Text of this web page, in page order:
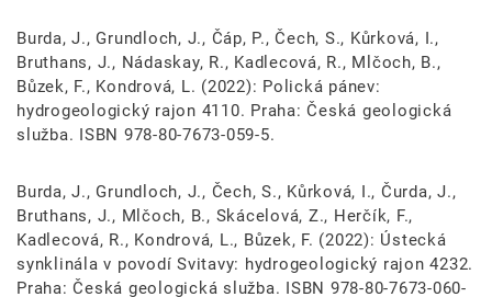
Burda, J., Grundloch, J., Čáp, P., Čech, S., Kůrková, I.,
Bruthans, J., Nádaskay, R., Kadlecová, R., Mlčoch, B.,
Bůzek, F., Kondrová, L. (2022): Polická pánev:
hydrogeologický rajon 4110. Praha: Česká geologická
služba. ISBN 978-80-7673-059-5.
Burda, J., Grundloch, J., Čech, S., Kůrková, I., Čurda, J.,
Bruthans, J., Mlčoch, B., Skácelová, Z., Herčík, F.,
Kadlecová, R., Kondrová, L., Bůzek, F. (2022): Ústecká
synklinála v povodí Svitavy: hydrogeologický rajon 4232.
Praha: Česká geologická služba. ISBN 978-80-7673-060-